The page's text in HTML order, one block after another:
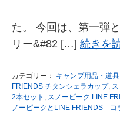
た。 今回は、第一弾
リー&#82 […] 続きを
カテゴリー： キャンプ用品・道
FRIENDS チタンシェラカップ,
2本セット , スノーピーク LINE
ノーピークとLINE FRIENDS コ